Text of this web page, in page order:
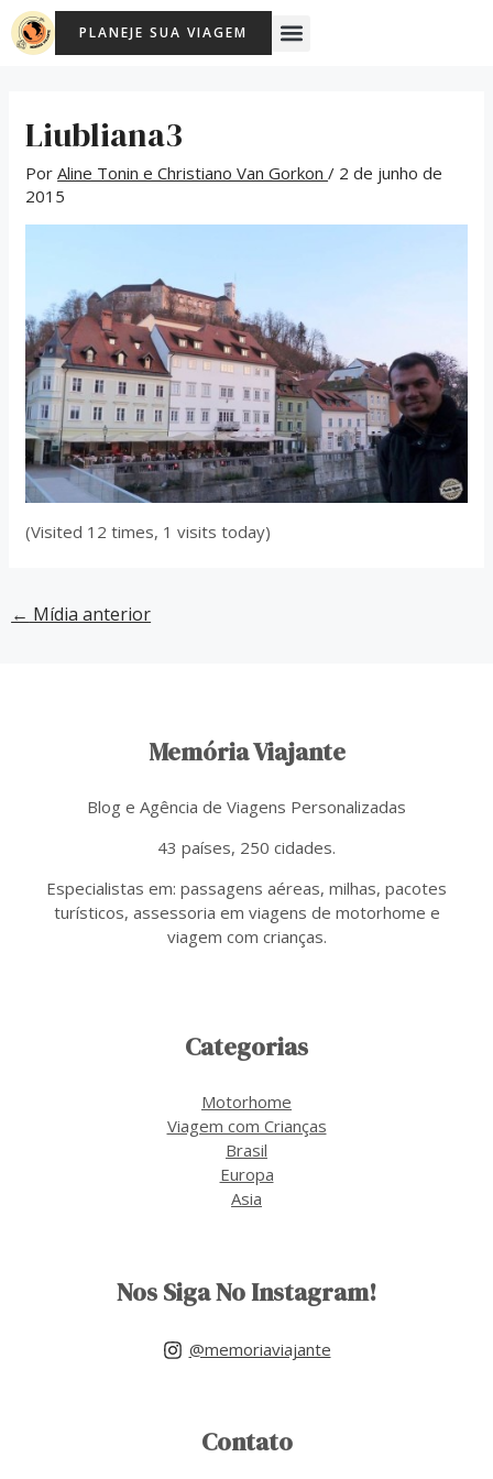
para
PLANEJE SUA VIAGEM Menu
Liubliana3
PorAline Tonin e Christiano Van Gorkon/ 2 de junho de
2015
(Visited 12 times, 1 visits today)
Post
navigation
← Mídia anterior
Memória Viajante
Blog e Agência de Viagens Personalizadas
43 países, 250 cidades.
Especialistas em: passagens aéreas, milhas, pacotes
turísticos, assessoria em viagens de motorhome e
viagem com crianças.
Categorias
Motorhome
Viagem com Crianças
Brasil
Europa
Asia
Nos Siga No Instagram!
@memoriaviajante
Contato